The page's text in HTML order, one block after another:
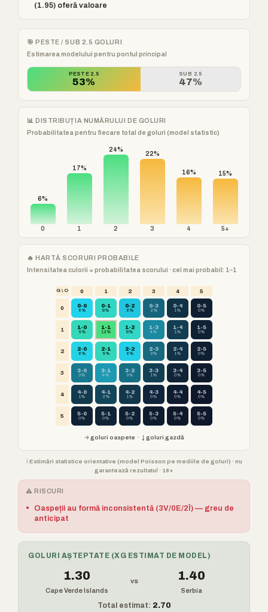
(1.95) oferă valoare
🎯 PESTE / SUB 2.5 GOLURI
Estimarea modelului pentru pontul principal
PESTE 2.5
53%
SUB 2.5
47%
📊 DISTRIBUȚIA NUMĂRULUI DE GOLURI
Probabilitatea pentru fiecare total de goluri (model statistic)
6%
0
17%
1
24%
2
22%
3
16%
4
15%
5+
🔥 HARTĂ SCORURI PROBABILE
Intensitatea culorii = probabilitatea scorului · cel mai probabil: 1–1
G \ O 0 1 2 3 4 5
0 0-0
6%
0-1
8%
0-2
6%
0-3
2%
0-4
1%
0-5
0%
1 1-0
9%
1-1
12%
1-2
8%
1-3
4%
1-4
1%
1-5
0%
2 2-0
6%
2-1
9%
2-2
6%
2-3
3%
2-4
1%
2-5
0%
3 3-0
3%
3-1
4%
3-2
3%
3-3
1%
3-4
0%
3-5
0%
4 4-0
1%
4-1
2%
4-2
1%
4-3
0%
4-4
0%
4-5
0%
5 5-0
0%
5-1
0%
5-2
0%
5-3
0%
5-4
0%
5-5
0%
→ goluri oaspete · ↓ goluri gazdă
ℹ️ Estimări statistice orientative (model Poisson pe mediile de goluri) · nu
garantează rezultatul · 18+
⚠️ RISCURI
•
Oaspeții au formă inconsistentă (3V/0E/2Î) — greu de
anticipat
GOLURI AȘTEPTATE (XG ESTIMAT DE MODEL)
1.30
Cape Verde Islands
vs 1.40
Serbia
Total estimat: 2.70